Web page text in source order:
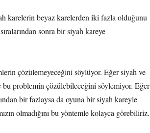
karelerin beyaz karelerden iki fazla olduğunu
sonra bir siyah kareye
çözülemeyeceğini söylüyor. Eğer siyah ve
bu problemin çözülebileceğini söylemiyor. Eğer
bir fazlaysa da oyuna bir siyah kareyle
olmadığını bu yöntemle kolayca görebiliriz.